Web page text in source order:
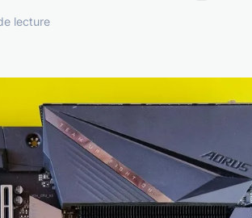
lecture